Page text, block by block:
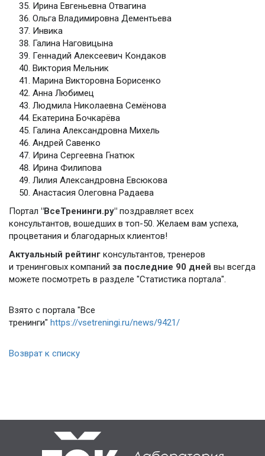
Ирина Евгеньевна Отвагина
Ольга Владимировна Дементьева
Инвика
Галина Наговицына
Геннадий Алексеевич Кондаков
Виктория Мельник
Марина Викторовна Борисенко
Анна Любимец
Людмила Николаевна Семёнова
Екатерина Бочкарёва
Галина Александровна Михель
Андрей Савенко
Ирина Сергеевна Гнатюк
Ирина Филипова
Лилия Александровна Евсюкова
Анастасия Олеговна Радаева
Портал "ВсеТренинги.ру" поздравляет всех
консультантов, вошедших в топ-50. Желаем вам успеха,
процветания и благодарных клиентов!
Актуальный рейтинг консультантов, тренеров
и тренинговых компаний за последние 90 дней вы всегда
можете посмотреть в разделе "Статистика портала".
Взято с портала "Все
тренинги" https://vsetreningi.ru/news/9421/
Возврат к списку